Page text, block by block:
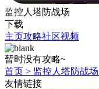
监控人塔防战场
下载
主页攻略社区视频
暂时没有攻略~
首页 > 监控人塔防战场
友情链接